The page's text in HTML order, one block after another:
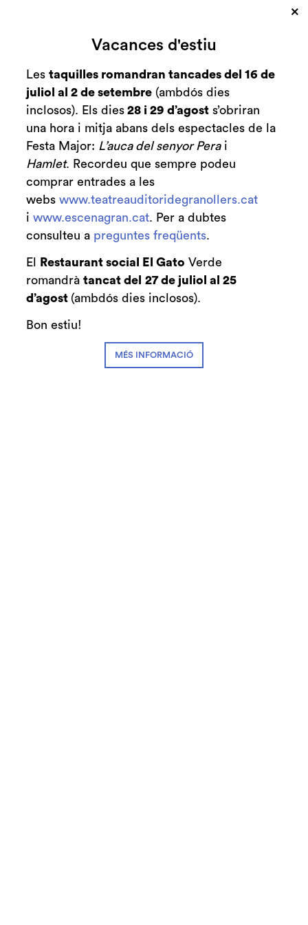
Club de Patrocini i Mecenatge del Teatre
Auditori de Granollers i de l’Orquestra de
Vacances d'estiu
Lestaquilles romandran tancades del 16 de
juliol al 2 de setembre (ambdós dies
inclosos). Els dies 28 i 29 d’agost s’obriran
una hora i mitja abans dels espectacles de la
Festa Major: L’auca del senyor Perai
Hamlet. Recordeu que sempre podeu
comprar entrades a les
webswww.teatreauditoridegranollers.cat
iwww.escenagran.cat. Per a dubtes
consulteu a preguntes freqüents.
El Restaurant social El Gato Verde
romandràtancat del 27 de juliol al 25
d’agost (ambdós dies inclosos).
Bon estiu!
MÉS INFORMACIÓ
×